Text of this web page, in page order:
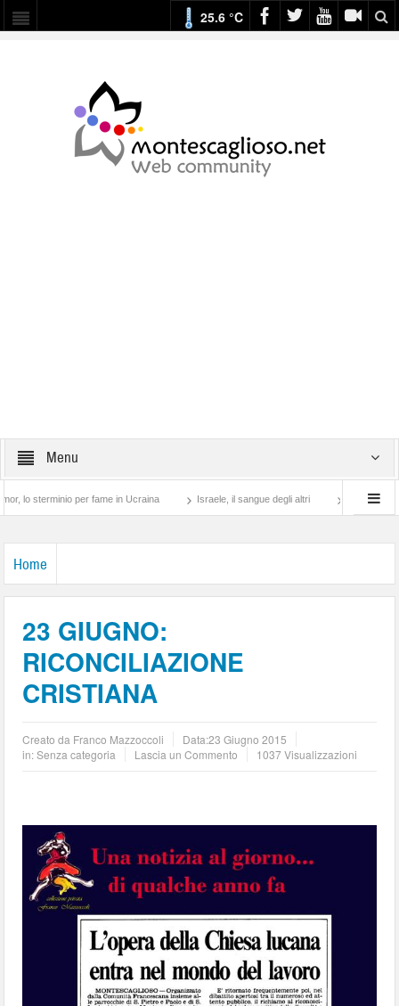
25.6 °C
Menu
per fame in Ucraina Israele, il sangue degli altri Lotta di classe…
Home
23 GIUGNO:
RICONCILIAZIONE
CRISTIANA
Creato da Franco Mazzoccoli Data:23 Giugno 2015
in: Senza categoria
Lascia un Commento 1037 Visualizzazioni